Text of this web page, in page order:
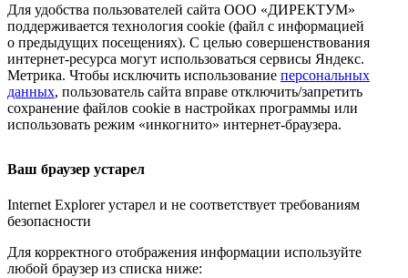
Для удобства пользователей сайта ООО «ДИРЕКТУМ»
поддерживается технология cookie (файл с информацией
о предыдущих посещениях). С целью совершенствования
интернет-ресурса могут использоваться сервисы Яндекс.
Метрика. Чтобы исключить использование персональных
данных, пользователь сайта вправе отключить/запретить
сохранение файлов cookie в настройках программы или
использовать режим «инкогнито» интернет-браузера.
Ваш браузер устарел
Internet Explorer устарел и не соответствует требованиям
безопасности
Для корректного отображения информации используйте
любой браузер из списка ниже: